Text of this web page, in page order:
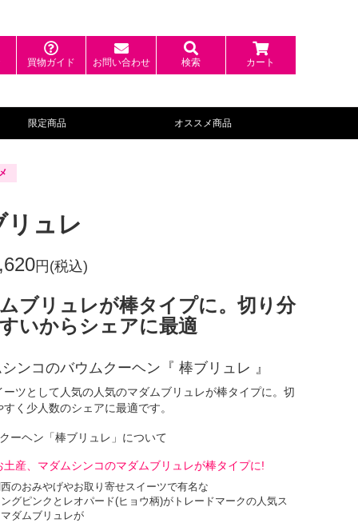
買物ガイド お問い合わせ 検索 カート
限定商品 オススメ商品
リュレ
円(税込)
ブリュレが棒タイプに。切り分
いからシェアに最適
ンコのバウムクーヘン『 棒ブリュレ 』
ーツとして人気の人気のマダムブリュレが棒タイプに。切
すく少人数のシェアに最適です。
ーヘン「棒ブリュレ」について
土産、マダムシンコのマダムブリュレが棒タイプに!
のおみやげやお取り寄せスイーツで有名な
グピンクとレオパード(ヒョウ柄)がトレードマークの人気ス
ダムブリュレが